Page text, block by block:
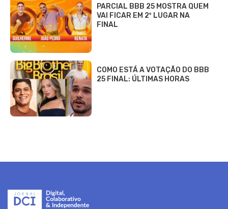
PARCIAL BBB 25 MOSTRA QUEM
VAI FICAR EM 2º LUGAR NA
FINAL
COMO ESTÁ A VOTAÇÃO DO BBB
25 FINAL: ÚLTIMAS HORAS